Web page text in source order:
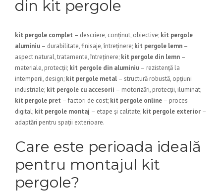
din kit pergole
kit pergole complet – descriere, conținut, obiective; kit pergole
aluminiu – durabilitate, finisaje, întreținere; kit pergole lemn –
aspect natural, tratamente, întreținere; kit pergole din lemn –
materiale, protecții; kit pergole din aluminiu – rezistență la
intemperii, design; kit pergole metal – structură robustă, opțiuni
industriale; kit pergole cu accesorii – motorizări, protecții, iluminat;
kit pergole pret – factori de cost; kit pergole online – proces
digital; kit pergole montaj – etape și calitate; kit pergole exterior –
adaptări pentru spații exterioare.
Care este perioada ideală
pentru montajul kit
pergole?